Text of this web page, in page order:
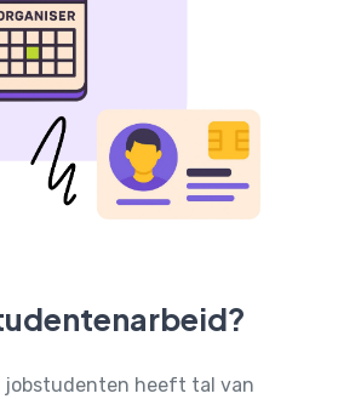
heeft tal van